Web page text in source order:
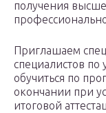
получения
Приглашаем
специалистов по
обучиться по
окончании при
итоговой